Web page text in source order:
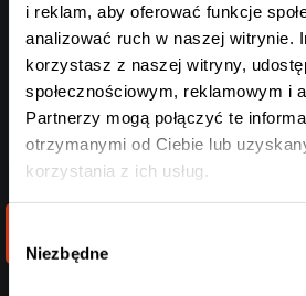
i reklam, aby oferować funkcje
analizować ruch w naszej witrynie.
korzystasz z naszej witryny,
społecznościowym, reklamowym i
Partnerzy mogą połączyć te
otrzymanymi od Ciebie lub
korzystania z ich usług.
zgody
Niezbędne